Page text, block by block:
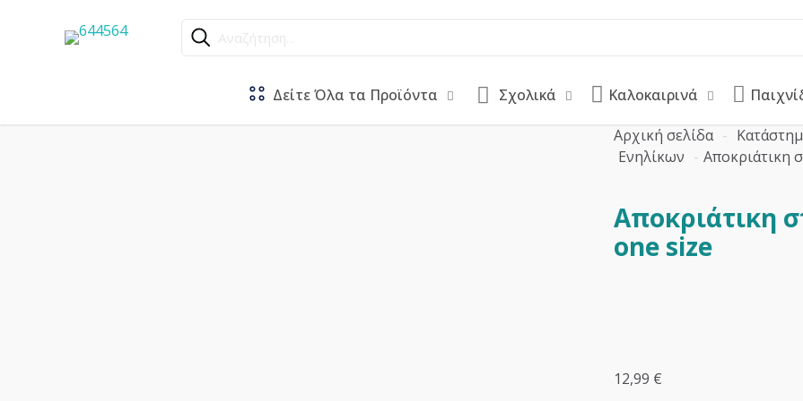
Αναζήτηση...
Δείτε Όλα τα Προϊόντα Σχολικά Καλοκαιρινά
Αρχική σελίδα -
Ενηλίκων - Αποκριάτικη
Αποκριάτικη
one size
12,99 €